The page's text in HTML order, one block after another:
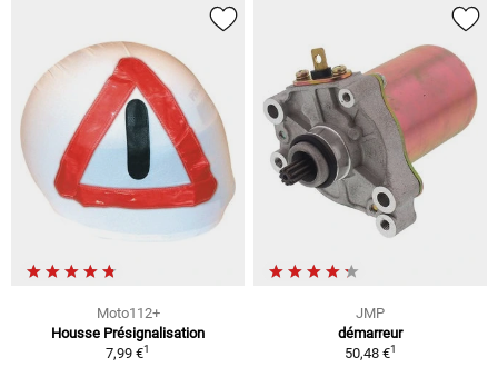
Moto112+
Housse Présignalisation
7,99 €1
JMP
démarreur
50,48 €1